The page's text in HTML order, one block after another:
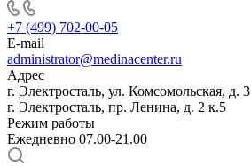
+7 (499) 702-00-05
E-mail
administrator@medinacenter.ru
Адрес
г. Электросталь, ул. Комсомольская, д. 3
г. Электросталь, пр. Ленина, д. 2 к.5
Режим работы
Ежедневно 07.00-21.00